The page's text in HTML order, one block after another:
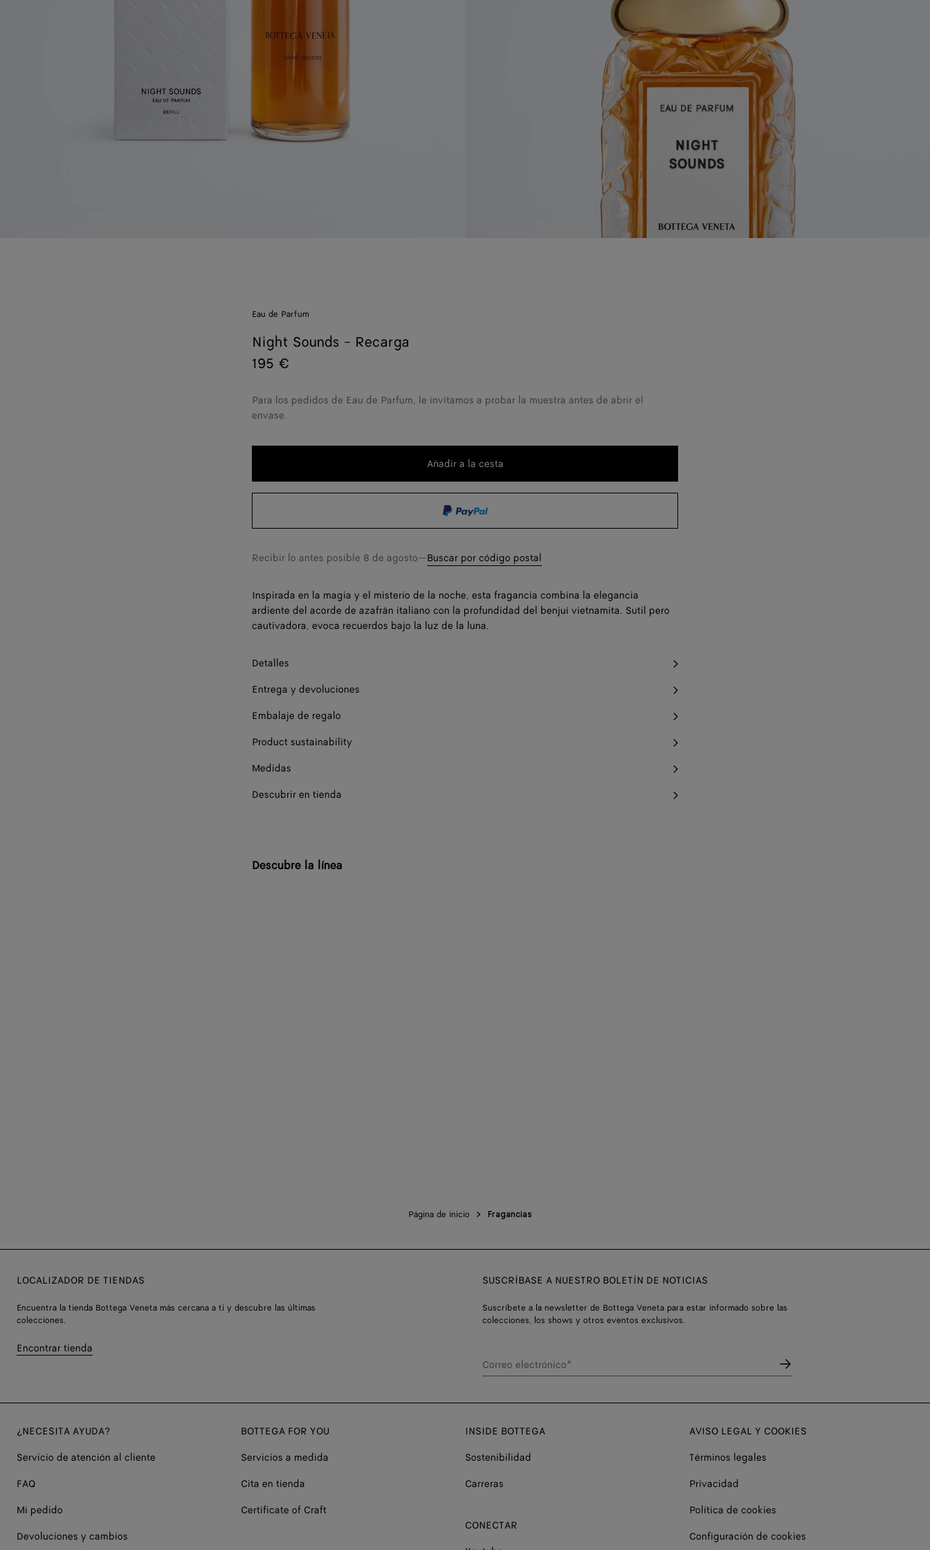
Eau de Parfum
Night Sounds - Recarga
195 €
Para los pedidos de Eau de Parfum, le invitamos a probar la muestra antes de abrir el
envase.
Añadir
cesta
Añadir a la cesta
Seleccione
Recibir lo antes posible 8 de agosto—Buscar por código postal
Inspirada en la magia y el misterio de la noche, esta fragancia combina la elegancia
ardiente del acorde de azafrán italiano con la profundidad del benjuí vietnamita. Sutil pero
cautivadora, evoca recuerdos bajo la luz de la luna.
Detalles
Entrega y devoluciones
Embalaje de regalo
Product sustainability
Medidas
Descubrir en tienda
Descubre la línea
Página de inicio Fragancias
LOCALIZADOR DE TIENDAS
Encuentra la tienda Bottega Veneta más cercana a ti y descubre las últimas
colecciones.
Encontrar tienda
SUSCRÍBASE A NUESTRO BOLETÍN DE NOTICIAS
Suscríbete a la newsletter de Bottega Veneta para estar informado sobre las
colecciones, los shows y otros eventos exclusivos.
Correo electrónico*
¿NECESITA AYUDA?
Servicio de atención al cliente
FAQ
Mi pedido
Devoluciones y cambios
BOTTEGA FOR YOU
Servicios a medida
Cita en tienda
Certificate of Craft
INSIDE BOTTEGA
Sostenibilidad
Carreras
CONECTAR
AVISO LEGAL Y COOKIES
Términos legales
Privacidad
Política de cookies
Configuración de cookies